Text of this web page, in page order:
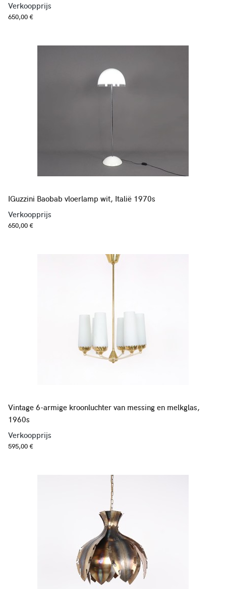
Verkoopprijs
650,00 €
IGuzzini Baobab vloerlamp wit, Italië 1970s
Verkoopprijs
650,00 €
Vintage 6-armige kroonluchter van messing en melkglas,
1960s
Verkoopprijs
595,00 €